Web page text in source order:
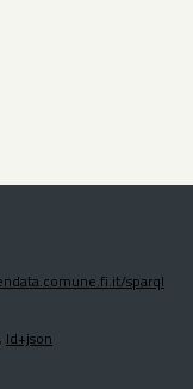
sparql
, ld+json